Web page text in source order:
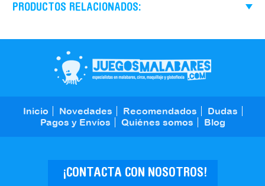
PRODUCTOS RELACIONADOS:
Inicio Novedades Recomendados
Dudas
Pagos y Envíos
Quiénes somos Blog
¡CONTACTA CON NOSOTROS!